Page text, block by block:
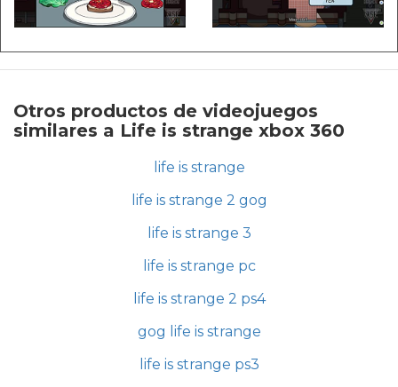
Otros productos de videojuegos
similares a Life is strange xbox 360
life is strange
life is strange 2 gog
life is strange 3
life is strange pc
life is strange 2 ps4
gog life is strange
life is strange ps3